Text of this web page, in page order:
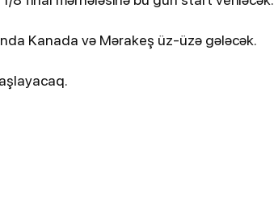
Kanada və Mərakeş üz-üzə gələcək.